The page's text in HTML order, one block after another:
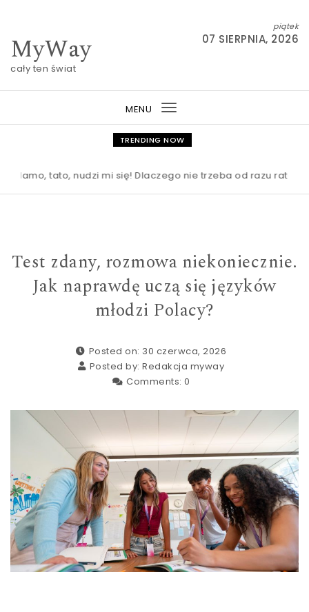
MyWay
cały ten świat
piątek
07 SIERPNIA, 2026
MENU
Toggle
navigation
TRENDING NOW
tato, nudzi mi się! Dlaczego nie trzeba od razu ratować
Test zdany, rozmowa niekoniecznie.
Jak naprawdę uczą się języków
młodzi Polacy?
Posted on: 30 czerwca, 2026
Posted by: Redakcja myway
Comments: 0